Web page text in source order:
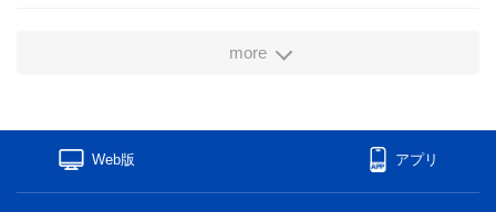
more
Web版 アプリ